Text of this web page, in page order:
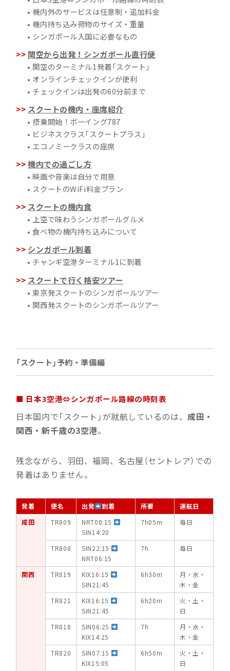
• 機内外のサービスは任意制・追加料金
• 機内持ち込み荷物のサイズ・重量
• シンガポール入国に必要なもの
関空から出発！シンガポール直行便
• 関空のターミナル1発着「スクート」
• オンラインチェックインが便利
• チェックインは出発の60分前まで
スクートの機内・座席紹介
• 搭乗開始！ボーイング787
• ビジネスクラス「スクートプラス」
• エコノミークラスの座席
機内での過ごし方
• 映画や音楽は自分で用意
• スクートのWiFi料金プラン
スクートの機内食
• 上空で味わうシンガポールグルメ
• 食べ物の機内持ち込みについて
シンガポール到着
• チャンギ空港ターミナル1に到着
スクートで行く格安ツアー
• 東京発スクートのシンガポールツアー
• 関西発スクートのシンガポールツアー
「スクート」予約・準備編
■ 日本3空港⇔シンガポール路線の時刻表
日本国内で「スクート」が就航しているのは、成田・
関西・新千歳の3空港。
残念ながら、羽田、福岡、名古屋（セントレア）での
発着はありません。
発着 便名 出発 到着 所要
運航日
成田
TR809
NRT08:15
SIN14:20
7h05m 毎日
TR808
SIN22:15
NRT06:15
7h 毎日
関西 TR819
KIX16:15
SIN21:45
6h30m
月・水・
木・金
TR821
KIX16:15
SIN21:45
6h20m
火・土・
日
TR818
SIN06:25
KIX14:25
7h
月・水・
木・金
TR820
SIN07:15
KIX15:05
6h50m
火・土・
日